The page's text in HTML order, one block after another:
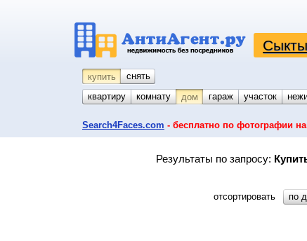
купить снять
квартиру
комнату койко-место
дом гараж участок
Search4Faces.com - бесплатно по фотографии
Результаты по запросу:
отсортировать по